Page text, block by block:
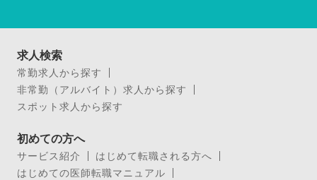
求人検索
常勤求人から探す
非常勤（アルバイト）求人から探す
スポット求人から探す
初めての方へ
サービス紹介
はじめて転職される方へ
はじめての医師転職マニュアル